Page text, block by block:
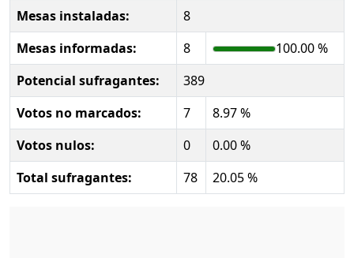
Mesas instaladas:
8
Mesas informadas:
8
100.00 %
Potencial sufragantes:
389
Votos no marcados:
7
8.97 %
Votos nulos:
0
0.00 %
Total sufragantes:
78 20.05 %